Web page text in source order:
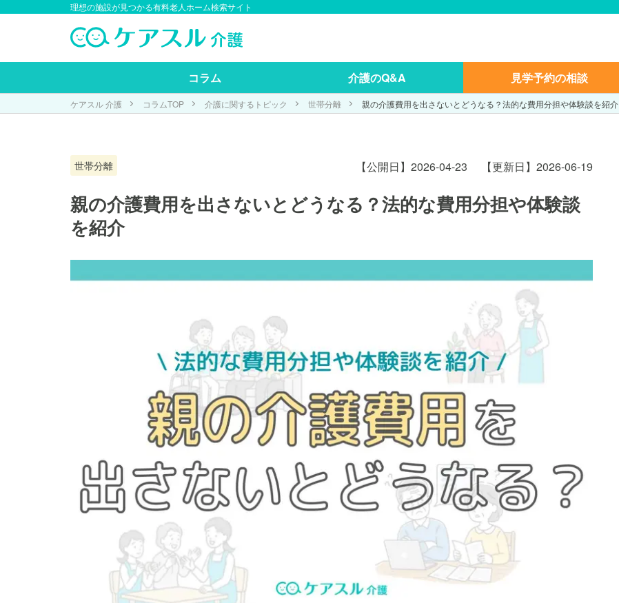
理想の施設が見つかる有料老人ホーム検索サイト
コラム 介護のQ&A 見学予約の相談
ケアスル 介護 コラムTOP 介護に関するトピック 世帯分離 親の介護費用を出さないとどうなる？法的な費用分担や体験談を紹介
世帯分離 【公開日】2026-04-23 【更新日】2026-06-19
親の介護費用を出さないとどうなる？法的な費用分担や体験談
を紹介